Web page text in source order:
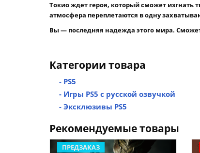
Токио ждет героя, который сможет изгнать
атмосфера переплетаются в одну
Вы — последняя надежда этого мира.
Категории товара
- PS5
- Игры PS5 с русской озвучкой
- Эксклюзивы PS5
Рекомендуемые товары
ПРЕДЗАКАЗ